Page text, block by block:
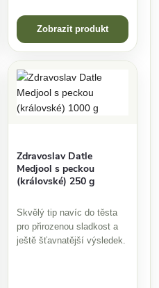
Zobrazit produkt
Zdravoslav Datle
Medjool s peckou
(královské) 250 g
Skvělý tip navíc do těsta
pro přirozenou sladkost a
ještě šťavnatější výsledek.